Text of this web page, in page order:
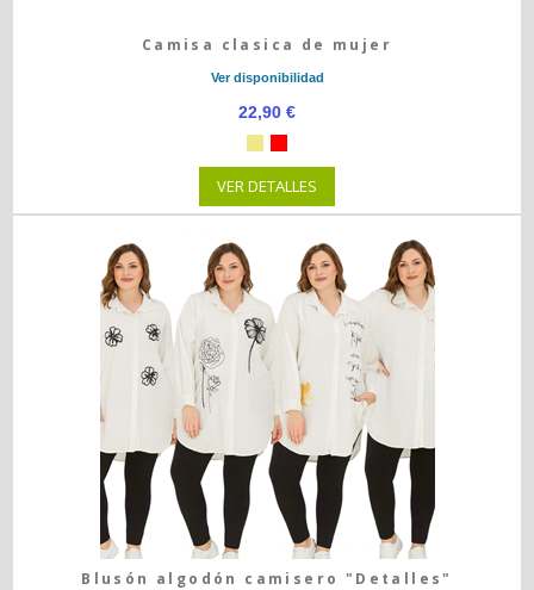
Camisa clasica de mujer
Ver disponibilidad
22,90 €
VER DETALLES
Blusón algodón camisero "Detalles"